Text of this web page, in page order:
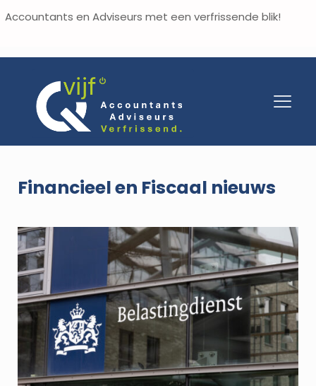
Accountants en Adviseurs met een verfrissende blik!
Financieel en Fiscaal nieuws